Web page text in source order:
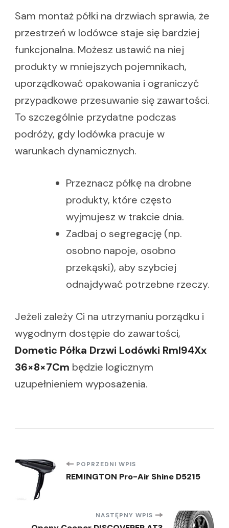
Sam montaż półki na drzwiach sprawia, że
przestrzeń w lodówce staje się bardziej
funkcjonalna. Możesz ustawić na niej
produkty w mniejszych pojemnikach,
uporządkować opakowania i ograniczyć
przypadkowe przesuwanie się zawartości.
To szczególnie przydatne podczas
podróży, gdy lodówka pracuje w
warunkach dynamicznych.
Przeznacz półkę na drobne
produkty, które często
wyjmujesz w trakcie dnia.
Zadbaj o segregację (np.
osobno napoje, osobno
przekąski), aby szybciej
odnajdywać potrzebne rzeczy.
Jeżeli zależy Ci na utrzymaniu porządku i
wygodnym dostępie do zawartości,
Dometic Półka Drzwi Lodówki Rml94Xx
36×8×7Cm będzie logicznym
uzupełnieniem wyposażenia.
Nawigacja
wpisu
POPRZEDNI WPIS
REMINGTON Pro-Air Shine D5215
NASTĘPNY WPIS